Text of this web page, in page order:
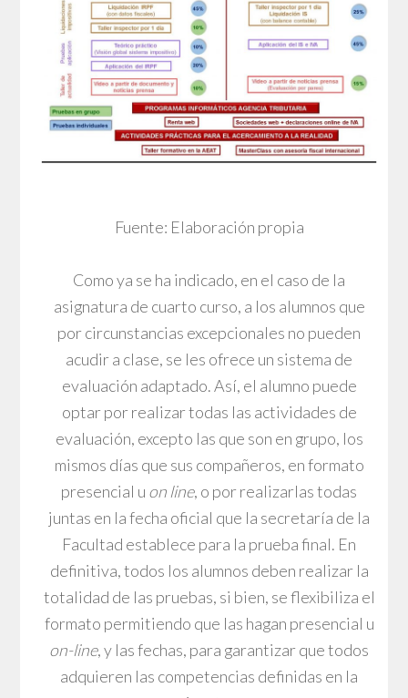
Fuente: Elaboración propia
Como ya se ha indicado, en el caso de la
asignatura de cuarto curso, a los alumnos que
por circunstancias excepcionales no pueden
acudir a clase, se les ofrece un sistema de
evaluación adaptado. Así, el alumno puede
optar por realizar todas las actividades de
evaluación, excepto las que son en grupo, los
mismos días que sus compañeros, en formato
presencial u on line, o por realizarlas todas
juntas en la fecha oficial que la secretaría de la
Facultad establece para la prueba final. En
definitiva, todos los alumnos deben realizar la
totalidad de las pruebas, si bien, se flexibiliza el
formato permitiendo que las hagan presencial u
on-line, y las fechas, para garantizar que todos
adquieren las competencias definidas en la